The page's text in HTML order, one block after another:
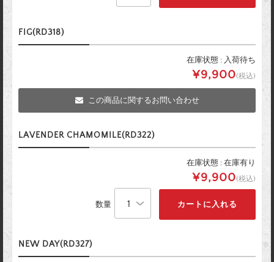
FIG(RD318)
在庫状態 : 入荷待ち
¥9,900(税込)
この商品に関するお問い合わせ
LAVENDER CHAMOMILE(RD322)
在庫状態 : 在庫有り
¥9,900(税込)
数量
NEW DAY(RD327)